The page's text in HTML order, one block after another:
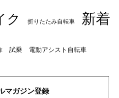
ク 折りたたみ自転車
新着
試乗 電動アシスト自転車
マガジン登録